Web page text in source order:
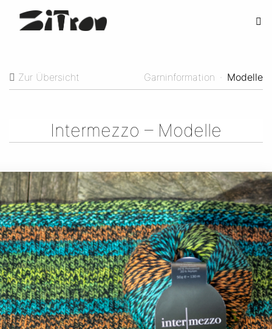
Zur Übersicht Garninformation · Modelle
Intermezzo – Modelle